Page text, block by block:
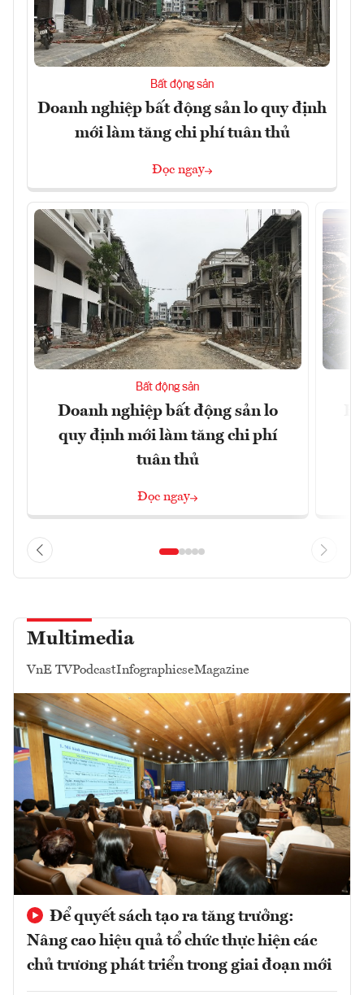
Bất động sản
Doanh nghiệp bất động sản lo quy định
mới làm tăng chi phí tuân thủ
Đọc ngay
Bất động sản
Doanh nghiệp bất động sản lo
quy định mới làm tăng chi phí
tuân thủ
Đọc ngay
Multimedia
VnE TVPodcastInfographicseMagazine
Để quyết sách tạo ra tăng trưởng:
Nâng cao hiệu quả tổ chức thực hiện các
chủ trương phát triển trong giai đoạn mới